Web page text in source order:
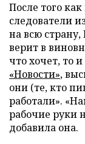
После того
следователи
на всю
верит в
что хочет, то
«Новости»,
они (те, кто
работали».
рабочие руки
добавила она.